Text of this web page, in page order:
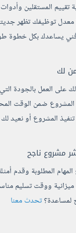
تقييم المستقلين
معدل توظيفك تظهر
يساعدك بكل خطوة
لك
على العمل بالجودة
المشروع ضمن الوقت
المشروع أو نعيد
مشروع ناجح
المطلوبة وقدم
ووقت تسليم
لمساعدة؟تحدث معنا